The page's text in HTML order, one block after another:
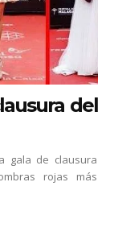
del
gala de clausura
rojas más